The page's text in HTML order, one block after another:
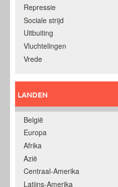
Repressie
Sociale strijd
Uitbuiting
Vluchtelingen
Vrede
LANDEN
België
Europa
Afrika
Azië
Centraal-Amerika
Latijns-Amerika